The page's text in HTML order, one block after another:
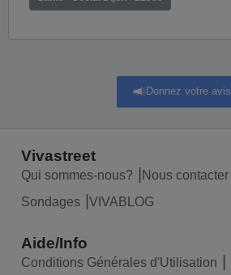
Donnez votre avis
Vivastreet
Qui sommes-nous? Nous contacter
Sondages
VIVABLOG
Aide/Info
Conditions Générales d'Utilisation